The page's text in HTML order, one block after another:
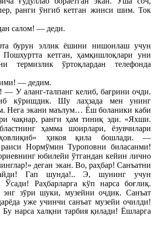
ранги ўнгиб кетган жинси шим. Ток
салом! — деди.
бурун эллик ёшини нишонлаш учун
кетган, ҳамқишлоқлари уни
термизлик ўртоқлардан телефонда
— дедим.
У аланг-талпанг келиб, бағрини очди.
кўришдик. Шу лаҳзада мен унинг
Нега экани маълум… Ёш боланики каби
чақнар, ранги ҳам тиниқ эди. «Яхши.
ҳамма шоирлари, ёзувчилари
ҳикоя қила бошлади. —
Нормўмин Туроповни биласанми!
юбилейи ўтгандан кейин лично
деган экан. Во, раҳбар! Санъатни
Гап шунда!.. Э, шунинг учун
Ўсади! Раҳбарларга кўп нарса боғлиқ.
зўри шуки, музейни очдик. Санъат
уже учинчи санъат музейи очилди!
нарса халқни тарбия қилади! Ёшларга